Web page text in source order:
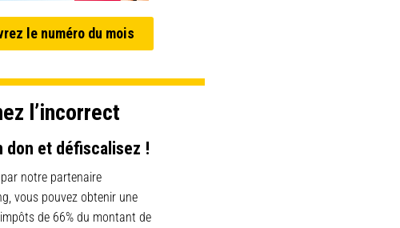
le numéro du mois
l’incorrect
don et défiscalisez !
notre partenaire
vous pouvez obtenir une
de 66% du montant de